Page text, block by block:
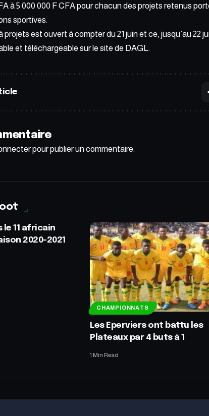
à 5 000 000 F CFA pour chacun des projets retenus
sportives.
projets est ouvert à compter du 21 juin et ce, jusqu’au 22
et téléchargeable surle site de DAGL.
pour publier un commentaire.
le 11 africain
2020-2021
CHAMPIONNATS
Les Eperviers ont battu les
Plateaux par 4 buts à 1
1 Min Read